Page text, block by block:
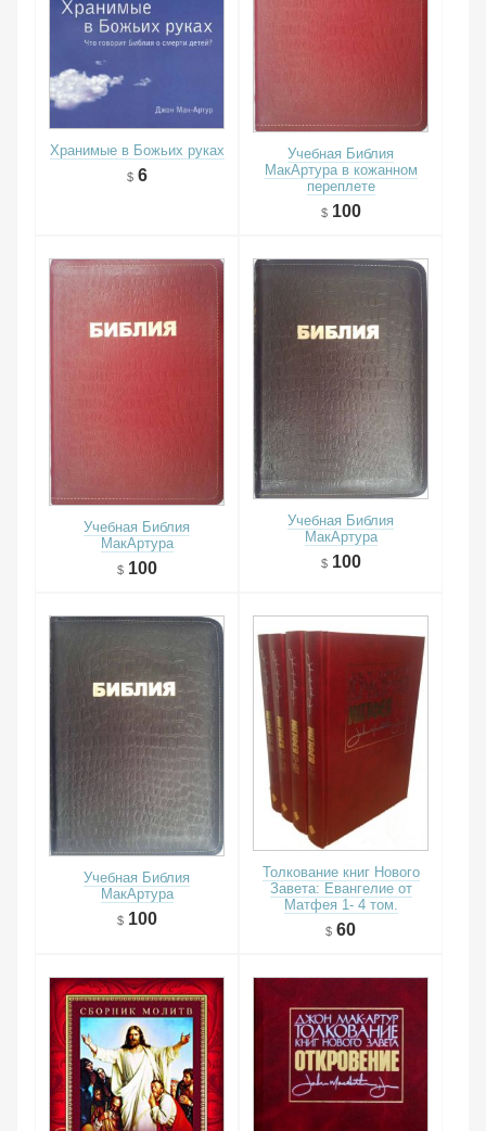
Хранимые в Божьих руках
6
Учебная Библия
МакАртура в кожанном
переплете
100
Учебная Библия
МакАртура
100
Учебная Библия
МакАртура
100
Учебная Библия
МакАртура
100
Толкование книг Нового
Завета: Евангелие от
Матфея 1- 4 том.
60